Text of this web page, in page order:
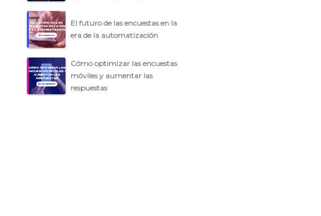
El futuro de las encuestas en la
era de la automatización
Cómo optimizar las encuestas
móviles y aumentar las
respuestas